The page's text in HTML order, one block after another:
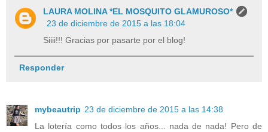
LAURA MOLINA *EL MOSQUITO GLAMUROSO*
23 de diciembre de 2015 a las 18:04
Siiii!!! Gracias por pasarte por el blog!
Responder
mybeautrip 23 de diciembre de 2015 a las 14:38
La lotería como todos los años... nada de nada! Pero de